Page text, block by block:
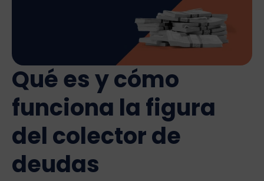
Qué es y cómo
funciona la figura
del colector de
deudas